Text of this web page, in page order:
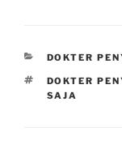
CATEGORIES
DOKTER
TAGS
DOKTER
SAJA